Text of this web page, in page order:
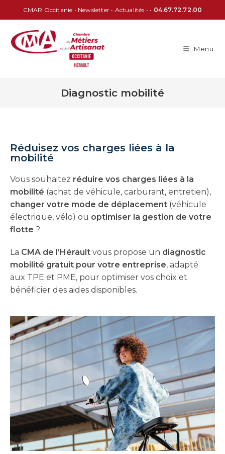
CMAR Occitanie • Newsletter • Actualités • • 04.67.72.72.00
Menu
Diagnostic mobilité
Réduisez vos charges liées à la
mobilité
Vous souhaitez réduire vos charges liées à la
mobilité (achat de véhicule, carburant, entretien),
changer votre mode de déplacement (véhicule
électrique, vélo) ou optimiser la gestion de votre
flotte ?
La CMA de l’Hérault vous propose un diagnostic
mobilité gratuit pour votre entreprise, adapté
aux TPE et PME, pour optimiser vos choix et
bénéficier des aides disponibles.